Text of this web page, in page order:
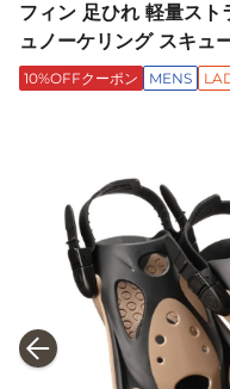
フィン 足ひれ 軽量ス
ュノーケリング スキュ
10%OFFクーポン MENS